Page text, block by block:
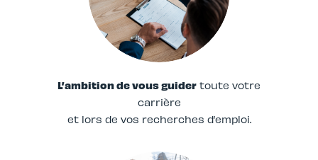
L’ambition de vous guider toute votre
carrière
et lors de vos recherches d’emploi.